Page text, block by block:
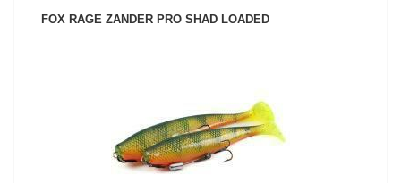
FOX RAGE ZANDER PRO SHAD LOADED
VOIR LE PRODUIT